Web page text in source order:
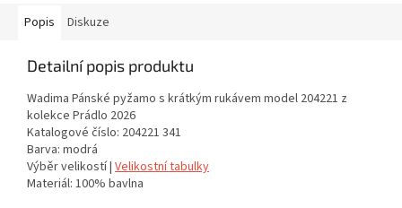
Popis Diskuze
Detailní popis produktu
Wadima Pánské pyžamo s krátkým rukávem model 204221 z
kolekce Prádlo 2026
Katalogové číslo: 204221 341
Barva: modrá
Výběr velikostí | Velikostní tabulky
Materiál: 100% bavlna